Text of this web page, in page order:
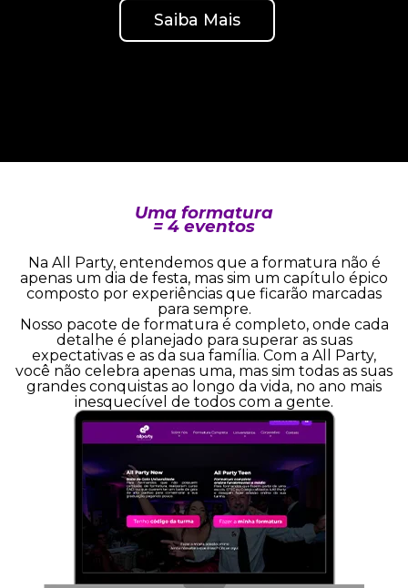
Saiba Mais
Uma formatura
= 4 eventos
Na All Party, entendemos que a formatura não é
apenas um dia de festa, mas sim um capítulo épico
composto por experiências que ficarão marcadas
para sempre.
Nosso pacote de formatura é completo, onde cada
detalhe é planejado para superar as suas
expectativas e as da sua família. Com a All Party,
você não celebra apenas uma, mas sim todas as suas
grandes conquistas ao longo da vida, no ano mais
inesquecível de todos com a gente.